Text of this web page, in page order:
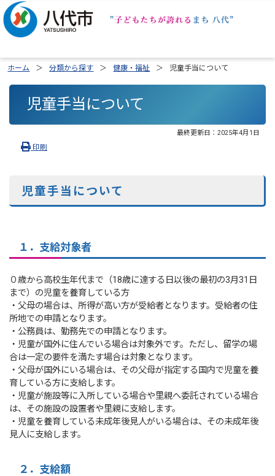
ホーム 分類から探す 健康・福祉 児童手当について
児童手当について
最終更新日： 2025年4月1日
印刷
児童手当について
１．支給対象者
０歳から高校生年代まで（18歳に達する日以後の最初の3月31日
まで）の児童を養育している方
・父母の場合は、所得が高い方が受給者となります。受給者の住
所地での申請となります。
・公務員は、勤務先での申請となります。
・児童が国外に住んでいる場合は対象外です。ただし、留学の場
合は一定の要件を満たす場合は対象となります。
・父母が国外にいる場合は、その父母が指定する国内で児童を養
育している方に支給します。
・児童が施設等に入所している場合や里親へ委託されている場合
は、その施設の設置者や里親に支給します。
・児童を養育している未成年後見人がいる場合は、その未成年後
見人に支給します。
２．支給額